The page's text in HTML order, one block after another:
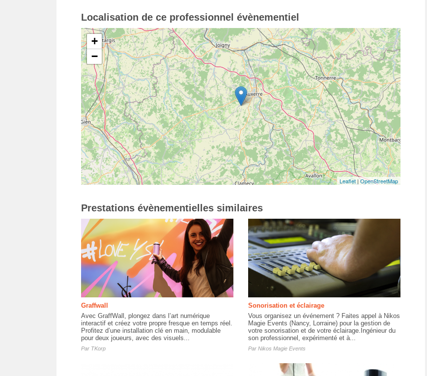
Localisation de ce professionnel évènementiel
+
−
Leaflet|OpenStreetMap
Prestations évènementielles similaires
Graffwall
Avec GraffWall, plongez dans l’art numérique
interactif et créez votre propre fresque en temps réel.
Profitez d’une installation clé en main, modulable
pour deux joueurs, avec des visuels...
Par TKorp
Sonorisation et éclairage
Vous organisez un événement ? Faites appel à Nikos
Magie Events (Nancy, Lorraine) pour la gestion de
votre sonorisation et de votre éclairage.Ingénieur du
son professionnel, expérimenté et à...
Par Nikos Magie Events